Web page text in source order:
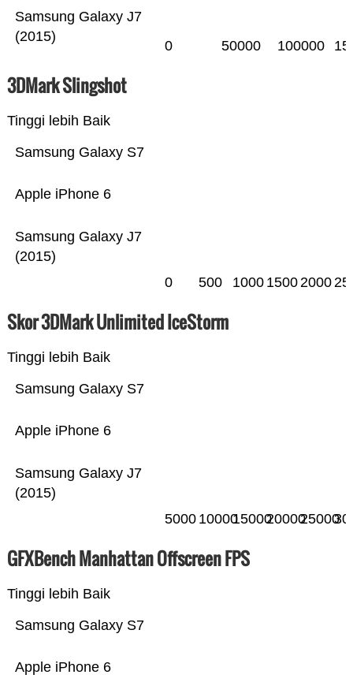
Samsung Galaxy J7
(2015)
0 50000 100000
3DMark Slingshot
Tinggi lebih Baik
Samsung Galaxy J7
(2015)
Apple iPhone 6
Samsung Galaxy S7
0 500 1000 15002000
Skor 3DMark Unlimited IceStorm
Tinggi lebih Baik
Samsung Galaxy J7
(2015)
Apple iPhone 6
Samsung Galaxy S7
5000 10000150002000025000
GFXBench Manhattan Offscreen FPS
Tinggi lebih Baik
Apple iPhone 6
Samsung Galaxy S7